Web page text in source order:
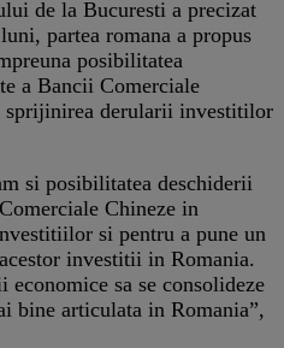
de la Bucuresti a precizat
partea romana a propus
posibilitatea
a Bancii Comerciale
sprijinirea derularii investitilor
si posibilitatea deschiderii
Chineze in
si pentru a pune un
investitii in Romania.
economice sa se consolideze
bine articulata in Romania”,